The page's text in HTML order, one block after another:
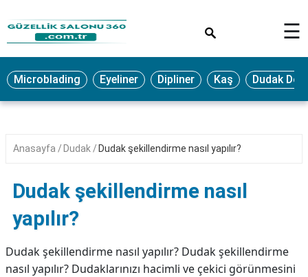
MAKYAJ
MİCROBLADİNG
EPİLASYON
PROTEZ
TIRNAK
PEELİNG
ERKEK
BAKIMI
☰
Microblading Eyeliner Dipliner Kaş Dudak
Anasayfa Dudak Dudak şekillendirme nasıl yapılır?
Dudak şekillendirme nasıl
yapılır?
Dudak şekillendirme nasıl yapılır? Dudak şekillendirme
nasıl yapılır? Dudaklarınızı hacimli ve çekici görünmesini